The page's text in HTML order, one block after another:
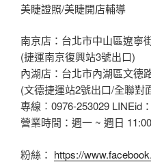
美睫證照/美睫開店輔導
南京店：台北市中山區遼寧
(捷運南京復興站3號出口)
內湖店：台北市內湖區文德
(文德捷運站2號出口/全聯對
專線︰0976-253029 LINEid
營業時間：週一 ~ 週日
粉絲： https://